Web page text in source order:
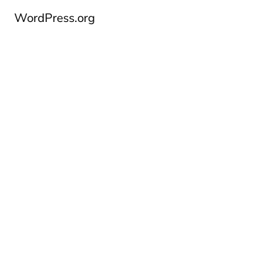
WordPress.org